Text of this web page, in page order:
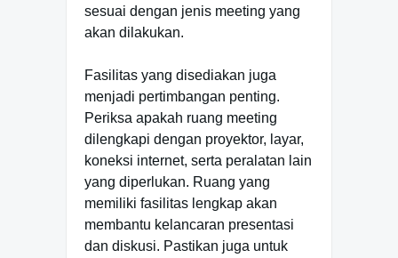
sesuai dengan jenis meeting yang
akan dilakukan.
Fasilitas yang disediakan juga
menjadi pertimbangan penting.
Periksa apakah ruang meeting
dilengkapi dengan proyektor, layar,
koneksi internet, serta peralatan lain
yang diperlukan. Ruang yang
memiliki fasilitas lengkap akan
membantu kelancaran presentasi
dan diskusi. Pastikan juga untuk